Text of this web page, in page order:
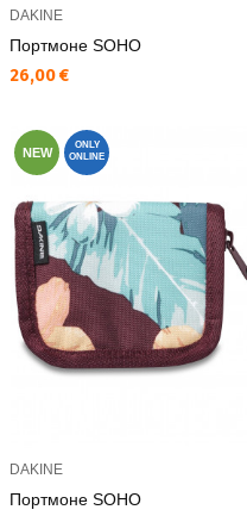
DAKINE
Портмоне SOHO
Текуща цена:
26,00 €
NEW
ONLY
ONLINE
DAKINE
Портмоне SOHO